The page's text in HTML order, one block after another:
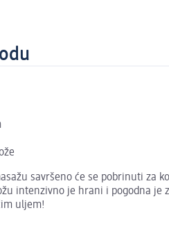
savršeno će se pobrinuti za
intenzivno je hrani i pogodna
uljem!